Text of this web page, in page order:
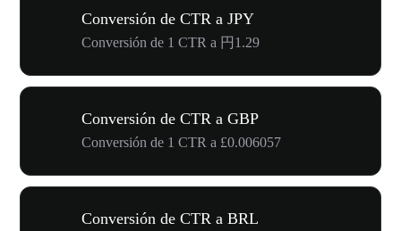
Conversión de CTR a JPY
Conversión de 1 CTR a 円1.29
Conversión de CTR a GBP
Conversión de 1 CTR a £0.006057
Conversión de CTR a BRL